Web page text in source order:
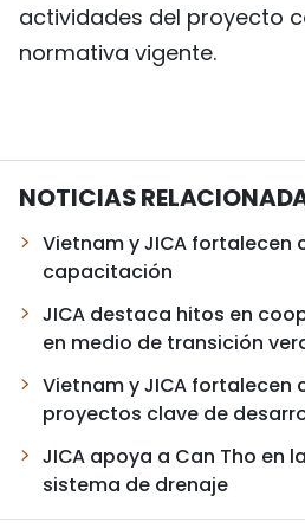
actividades del proyecto
normativa vigente.
NOTICIAS
Vietnam y JICA fortalecen
capacitación
JICA destaca hitos en
en medio de transición
Vietnam y JICA fortalecen
proyectos clave de
JICA apoya a Can Tho en
sistema de drenaje